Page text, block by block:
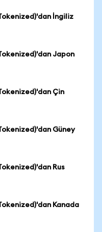
İngiliz
Japon
Çin
Güney
Rus
Kanada